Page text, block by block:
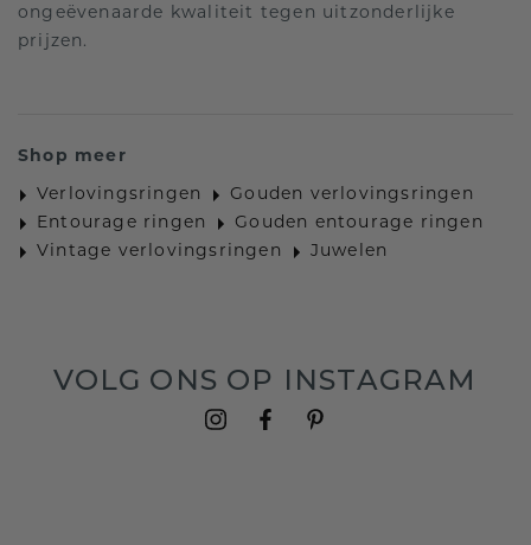
ongeëvenaarde kwaliteit tegen uitzonderlijke
prijzen.
Shop meer
Verlovingsringen
Gouden verlovingsringen
Entourage ringen
Gouden entourage ringen
Vintage verlovingsringen
Juwelen
VOLG ONS OP INSTAGRAM